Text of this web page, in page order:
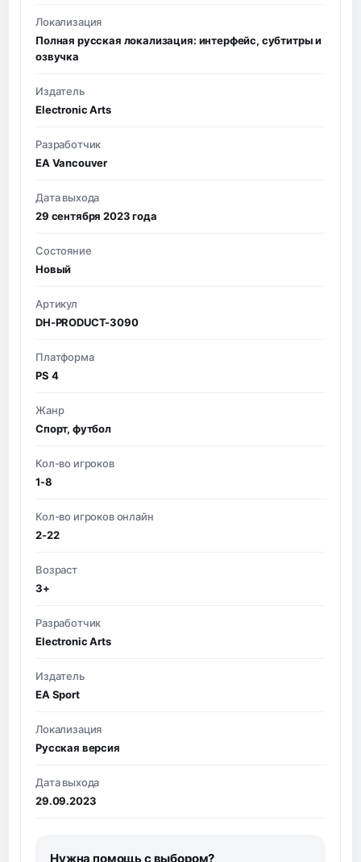
Локализация
Полная русская локализация: интерфейс, субтитры и
озвучка
Издатель
Electronic Arts
Разработчик
EA Vancouver
Дата выхода
29 сентября 2023 года
Состояние
Новый
Артикул
DH-PRODUCT-3090
Платформа
PS 4
Жанр
Спорт, футбол
Кол-во игроков
1-8
Кол-во игроков онлайн
2-22
Возраст
3+
Разработчик
Electronic Arts
Издатель
EA Sport
Локализация
Русская версия
Дата выхода
29.09.2023
Нужна помощь с выбором?